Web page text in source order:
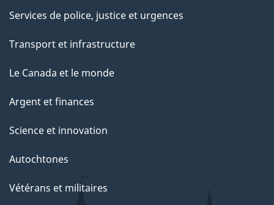
Services de police, justice et urgences
Transport et infrastructure
Le Canada et le monde
Argent et finances
Science et innovation
Autochtones
Vétérans et militaires